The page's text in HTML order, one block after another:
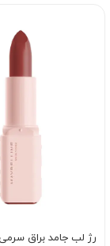
رژ لب جامد براق